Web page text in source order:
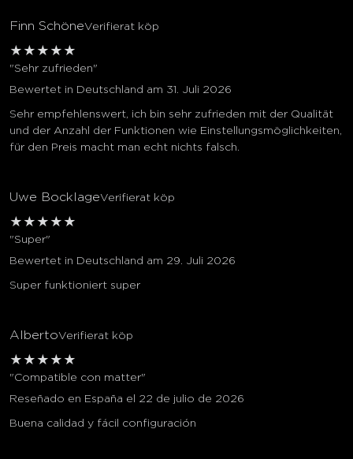
Finn SchöneVerifierat köp
★ ★ ★ ★ ★
"Sehr zufrieden"
Bewertet in Deutschland am 31. Juli 2026
Sehr empfehlenswert, ich bin sehr zufrieden mit der Qualität
und der Anzahl der Funktionen wie Einstellungsmöglichkeiten,
für den Preis macht man echt nichts falsch.
Uwe BocklageVerifierat köp
★ ★ ★ ★ ★
"Super"
Bewertet in Deutschland am 29. Juli 2026
Super funktioniert super
AlbertoVerifierat köp
★ ★ ★ ★ ★
"Compatible con matter"
Reseñado en España el 22 de julio de 2026
Buena calidad y fácil configuración